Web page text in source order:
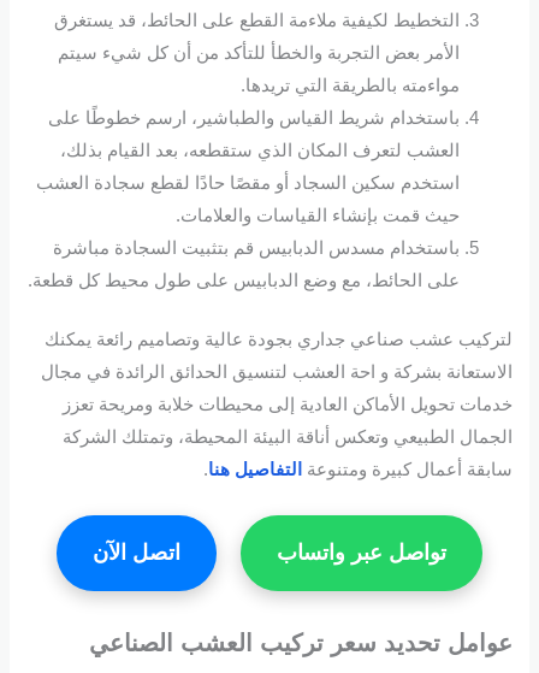
التخطيط لكيفية ملاءمة القطع على الحائط، قد يستغرق
الأمر بعض التجربة والخطأ للتأكد من أن كل شيء سيتم
مواءمته بالطريقة التي تريدها.
باستخدام شريط القياس والطباشير، ارسم خطوطًا على
العشب لتعرف المكان الذي ستقطعه، بعد القيام بذلك،
استخدم سكين السجاد أو مقصًا حادًا لقطع سجادة العشب
حيث قمت بإنشاء القياسات والعلامات.
باستخدام مسدس الدبابيس قم بتثبيت السجادة مباشرة
على الحائط، مع وضع الدبابيس على طول محيط كل قطعة.
لتركيب عشب صناعي جداري بجودة عالية وتصاميم رائعة يمكنك
الاستعانة بشركة و احة العشب لتنسيق الحدائق الرائدة في مجال
خدمات تحويل الأماكن العادية إلى محيطات خلابة ومريحة تعزز
الجمال الطبيعي وتعكس أناقة البيئة المحيطة، وتمتلك الشركة
سابقة أعمال كبيرة ومتنوعةالتفاصيل هنا.
تواصل عبر واتساب اتصل الآن
عوامل تحديد سعر تركيب العشب الصناعي